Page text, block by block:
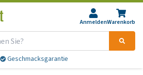
AnmeldenWarenkorb
Geschmacksgarantie